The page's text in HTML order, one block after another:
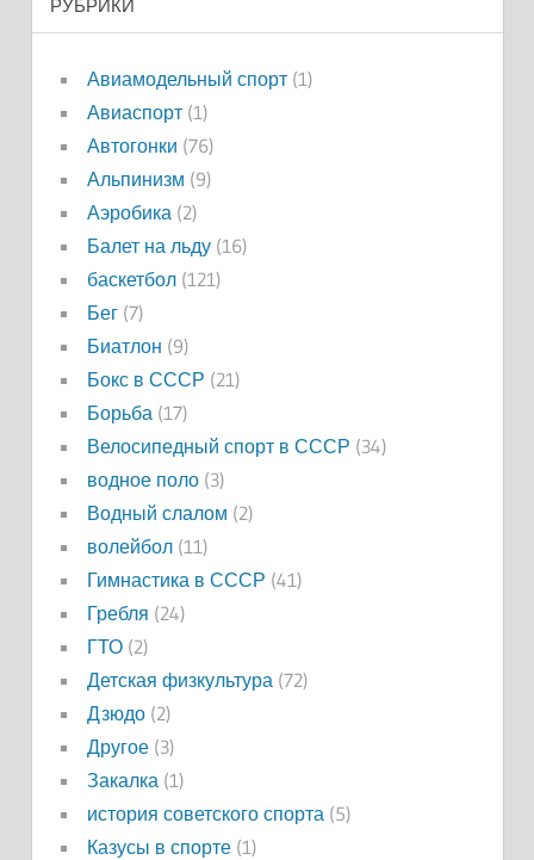
РУБРИКИ
Авиамодельный спорт(1)
Авиаспорт(1)
Автогонки (76)
Альпинизм (9)
Аэробика (2)
Балет на льду(16)
баскетбол(121)
Бег(7)
Биатлон (9)
Бокс в СССР (21)
Борьба (17)
Велосипедный спорт в СССР (34)
водное поло(3)
Водный слалом (2)
волейбол(11)
Гимнастика в СССР (41)
Гребля (24)
ГТО(2)
Детская физкультура (72)
Дзюдо(2)
Другое(3)
Закалка (1)
история советского спорта (5)
Казусы в спорте(1)